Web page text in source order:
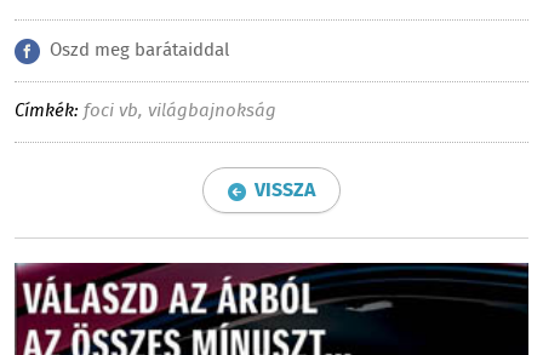
Oszd meg barátaiddal
Címkék: foci vb, világbajnokság
VISSZA